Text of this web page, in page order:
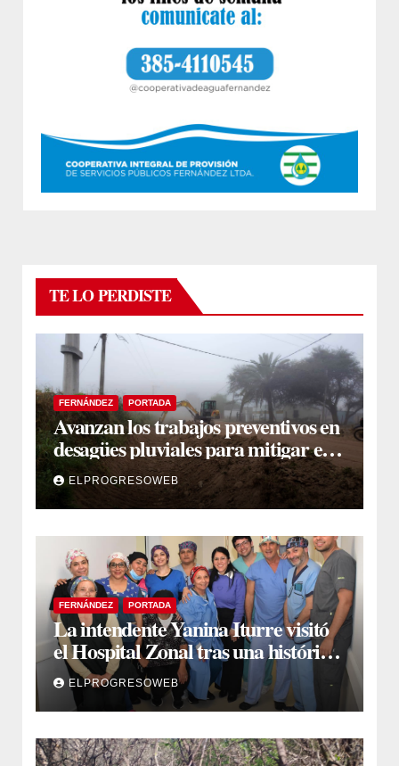
TE LO PERDISTE
FERNÁNDEZ PORTADA
Avanzan los trabajos preventivos en
desagües pluviales para mitigar el
impacto de la temporada de lluvias
ELPROGRESOWEB
FERNÁNDEZ PORTADA
La intendente Yanina Iturre visitó
el Hospital Zonal tras una histórica
jornada de intervenciones
laparoscópicas
ELPROGRESOWEB